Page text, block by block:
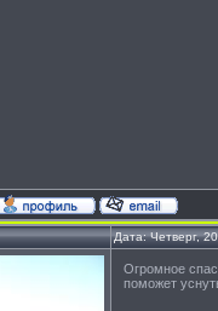
Дата: Четверг,
Огромное
поможет